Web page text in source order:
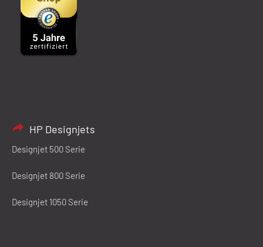
HP Designjets
Designjet 500 Serie
Designjet 800 Serie
Designjet 1050 Serie